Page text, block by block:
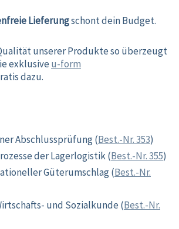
Lieferungschont dein Budget.
unserer Produkte so überzeugt
exklusive u-form
dazu.
Abschlussprüfung (Best.-Nr. 353)
der Lagerlogistik (Best.-Nr. 355)
Güterumschlag (Best.-Nr.
und Sozialkunde (Best.-Nr.